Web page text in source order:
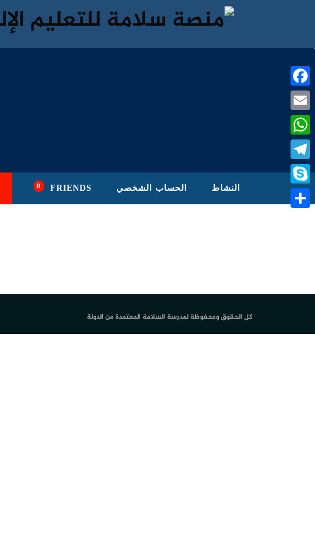
النشاط الحساب الشخصي FRIENDS
0
كل الحقوق ومحفوظة لمدرسة السلامة المعتمدة من الدولة
Facebook
Email
WhatsApp
Telegram
Skype